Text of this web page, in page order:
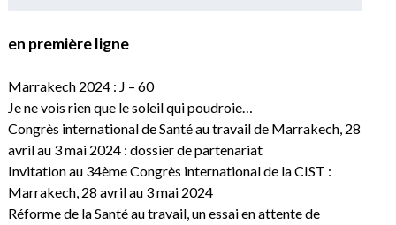
en première ligne
Marrakech 2024 : J – 60
Je ne vois rien que le soleil qui poudroie…
Congrès international de Santé au travail de Marrakech, 28
avril au 3 mai 2024 : dossier de partenariat
Invitation au 34ème Congrès international de la CIST :
Marrakech, 28 avril au 3 mai 2024
Réforme de la Santé au travail, un essai en attente de